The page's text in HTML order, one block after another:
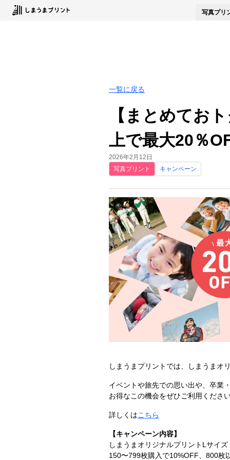
写真プリ
一覧に戻る
【まとめてお
上で最大20％
2026年2月12日
写真プリント
キャンペーン
しまうまプリントでは、しまうまオ
イベントや旅先での思い出や、卒業
お得なこの機会をぜひご利用くださ
詳しくはこちら
【キャンペーン内容】
しまうまオリジナルプリントLサイズ
150〜799枚購入で10%OFF、800枚